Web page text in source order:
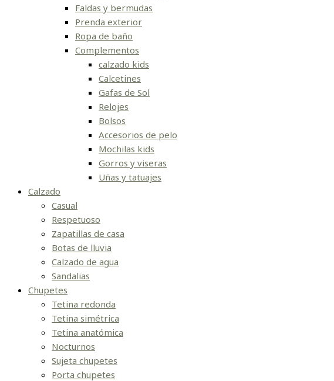
Faldas y bermudas
Prenda exterior
Ropa de baño
Complementos
calzado kids
Calcetines
Gafas de Sol
Relojes
Bolsos
Accesorios de pelo
Mochilas kids
Gorros y viseras
Uñas y tatuajes
Calzado
Casual
Respetuoso
Zapatillas de casa
Botas de lluvia
Calzado de agua
Sandalias
Chupetes
Tetina redonda
Tetina simétrica
Tetina anatómica
Nocturnos
Sujeta chupetes
Porta chupetes